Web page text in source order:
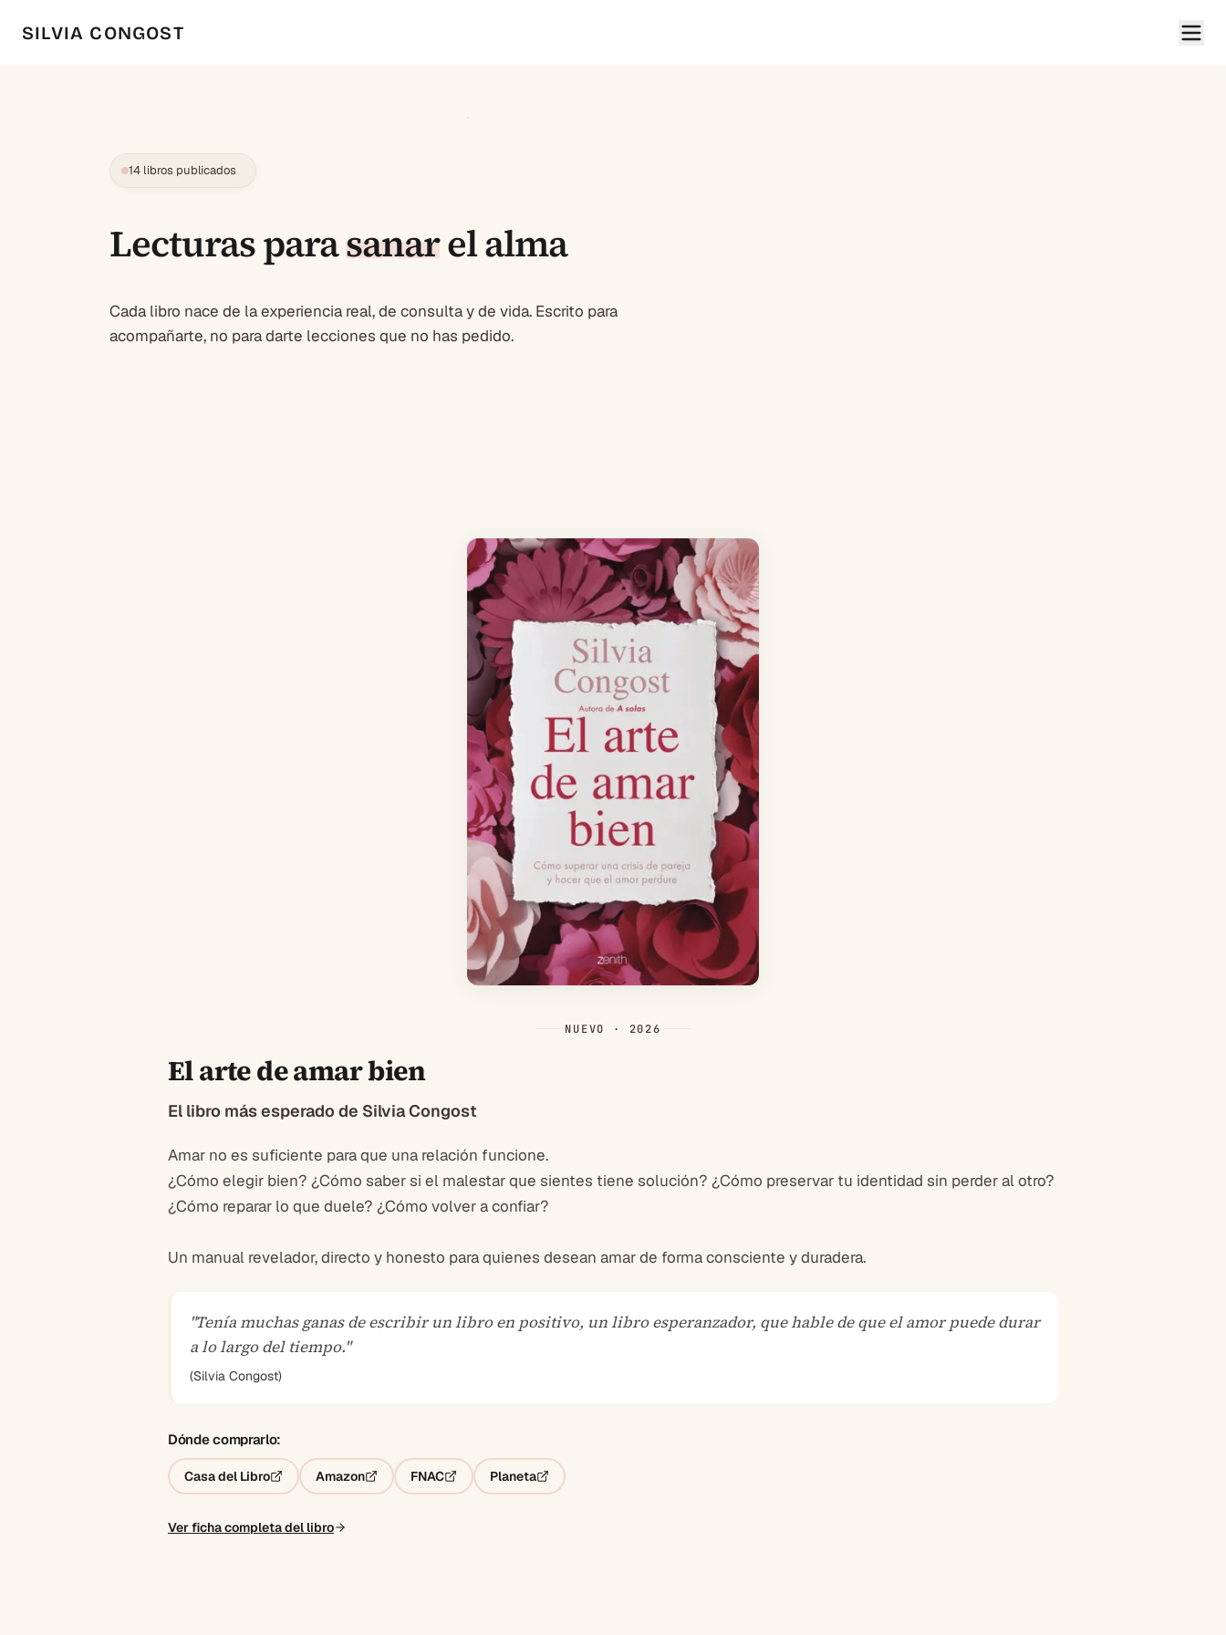
SILVIA CONGOST
14 libros publicados
Lecturas parasanarel alma
Cada libro nace de la experiencia real, de consulta y de vida. Escrito para
acompañarte, no para darte lecciones que no has pedido.
NUEVO · 2026
El arte de amar bien
El libro más esperado de Silvia Congost
Amar no es suficiente para que una relación funcione.
¿Cómo elegir bien? ¿Cómo saber si el malestar que sientes tiene solución? ¿Cómo preservar tu identidad sin perder al otro?
¿Cómo reparar lo que duele? ¿Cómo volver a confiar?
Un manual revelador, directo y honesto para quienes desean amar de forma consciente y duradera.
"Tenía muchas ganas de escribir un libro en positivo, un libro esperanzador, que hable de que el amor puede durar
a lo largo del tiempo."
(Silvia Congost)
Dónde comprarlo:
Casa del Libro Amazon FNAC Planeta
Ver ficha completa del libro